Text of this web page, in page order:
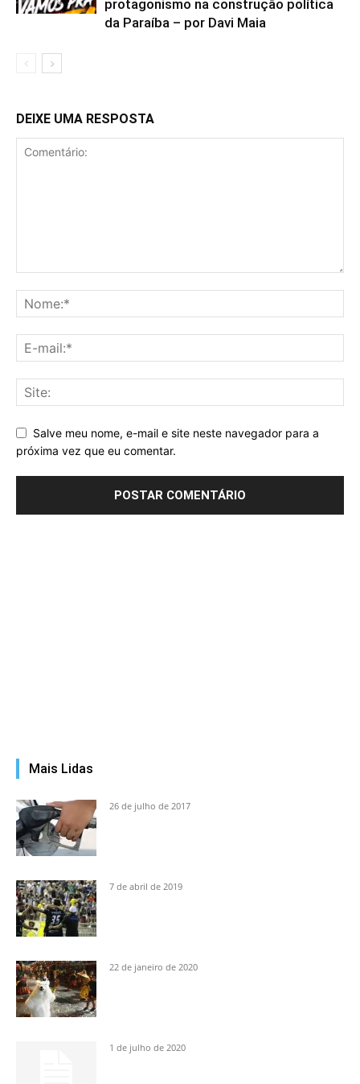
protagonismo na construção política
da Paraíba – por Davi Maia
DEIXE UMA RESPOSTA
Salve meu nome, e-mail e site neste navegador para a
próxima vez que eu comentar.
Mais Lidas
26 de julho de 2017
7 de abril de 2019
22 de janeiro de 2020
1 de julho de 2020